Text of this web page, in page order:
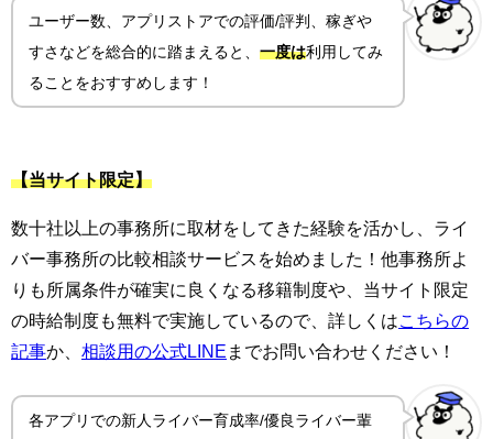
ユーザー数、アプリストアでの評価/評判、稼ぎや
すさ などを総合的に踏まえると、一度は利用してみ
ることをおすすめします！
【当サイト限定】
数十社以上の事務所に取材をしてきた経験を活かし、ライ
バー事務所の比較相談サービスを始めました！他事務所よ
りも所属条件が確実に良くなる移籍制度や、当サイト限定
の時給制度も無料で実施しているので、詳しくは こちらの
記事か、 相談用の公式LINE までお問い合わせください！
各アプリでの新人ライバー育成率/優良ライバー輩